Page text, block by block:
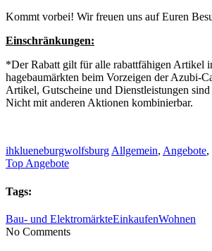
Kommt vorbei! Wir freuen uns auf Euren
Einschränkungen:
*Der Rabatt gilt für alle rabattfähigen Artikel
hagebaumärkten beim Vorzeigen der Azubi-
Artikel, Gutscheine und Dienstleistungen
Nicht mit anderen Aktionen kombinierbar.
ihklueneburgwolfsburgAllgemein, Angebote,
Top Angebote
Tags:
Bau- und ElektromärkteEinkaufenWohnen
No Comments